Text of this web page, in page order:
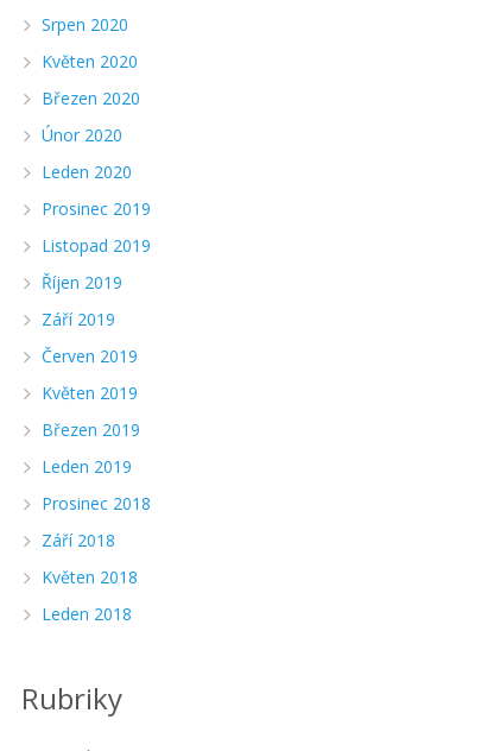
Srpen 2020
Květen 2020
Březen 2020
Únor 2020
Leden 2020
Prosinec 2019
Listopad 2019
Říjen 2019
Září 2019
Červen 2019
Květen 2019
Březen 2019
Leden 2019
Prosinec 2018
Září 2018
Květen 2018
Leden 2018
Rubriky